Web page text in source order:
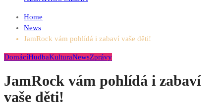
Home
News
JamRock vám pohlídá i zabaví vaše děti!
DomácíHudbaKulturaNewsZprávy
JamRock vám pohlídá i zabaví
vaše děti!